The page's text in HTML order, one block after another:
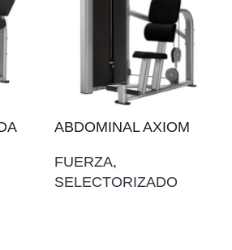
ABDOMINAL AXIOM
FUERZA,
SELECTORIZADO